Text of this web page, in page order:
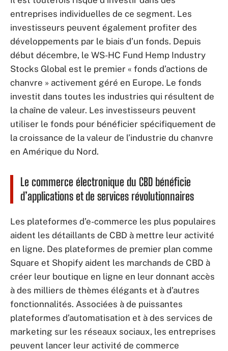
entreprises individuelles de ce segment. Les
investisseurs peuvent également profiter des
développements par le biais d’un fonds. Depuis
début décembre, le WS-HC Fund Hemp Industry
Stocks Global est le premier « fonds d’actions de
chanvre » activement géré en Europe. Le fonds
investit dans toutes les industries qui résultent de
la chaîne de valeur. Les investisseurs peuvent
utiliser le fonds pour bénéficier spécifiquement de
la croissance de la valeur de l’industrie du chanvre
en Amérique du Nord.
Le commerce électronique du CBD bénéficie
d’applications et de services révolutionnaires
Les plateformes d’e-commerce les plus populaires
aident les détaillants de CBD à mettre leur activité
en ligne. Des plateformes de premier plan comme
Square et Shopify aident les marchands de CBD à
créer leur boutique en ligne en leur donnant accès
à des milliers de thèmes élégants et à d’autres
fonctionnalités. Associées à de puissantes
plateformes d’automatisation et à des services de
marketing sur les réseaux sociaux, les entreprises
peuvent lancer leur activité de commerce